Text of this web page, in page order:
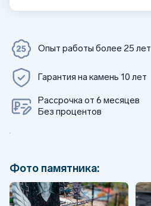
Опыт работы более 25 лет
Гарантия на камень 10 лет
Рассрочка от 6 месяцев
Без процентов
Фото памятника: